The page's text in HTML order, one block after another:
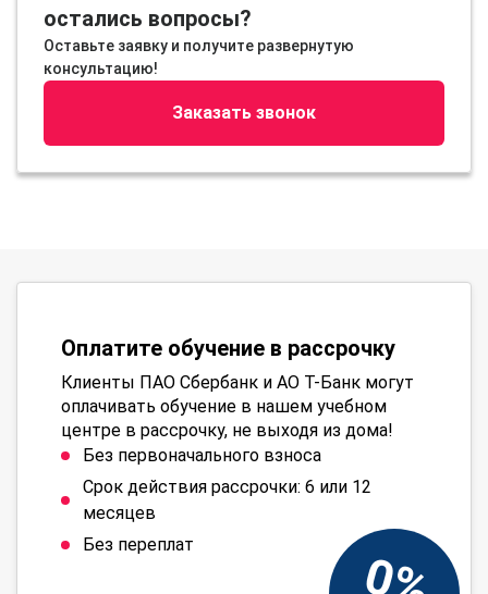
остались вопросы?
Оставьте заявку и получите развернутую
консультацию!
Заказать звонок
Оплатите обучение в рассрочку
Клиенты ПАО Сбербанк и АО Т-Банк могут
оплачивать обучение в нашем учебном
центре в рассрочку, не выходя из дома!
Без первоначального взноса
Срок действия рассрочки: 6 или 12
месяцев
Без переплат